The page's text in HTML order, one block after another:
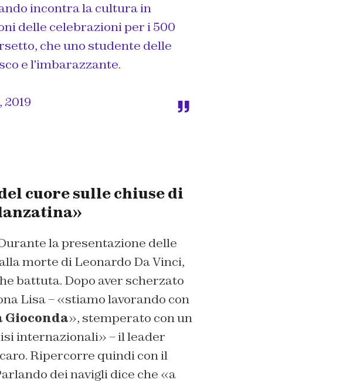
incontra la cultura in
delle celebrazioni per i 500
che uno studente delle
e l'imbarazzante.
2019
cuore sulle chiuse di
la presentazione delle
morte di Leonardo Da Vinci,
battuta. Dopo aver scherzato
Lisa – «stiamo lavorando con
», stemperato con un
internazionali» – il leader
Ripercorre quindi con il
dei navigli dice che «a